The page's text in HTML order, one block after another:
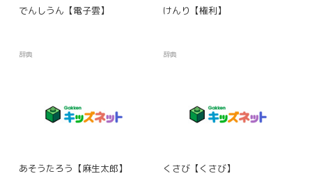
でんしうん【電子雲】
辞典
けんり【権利】
辞典
あそうたろう【麻生太郎】 くさび【くさび】